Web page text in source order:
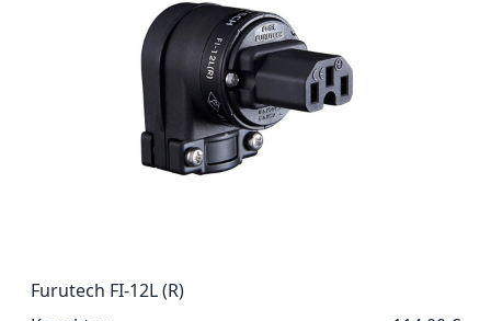
Furutech FI-12L (R)